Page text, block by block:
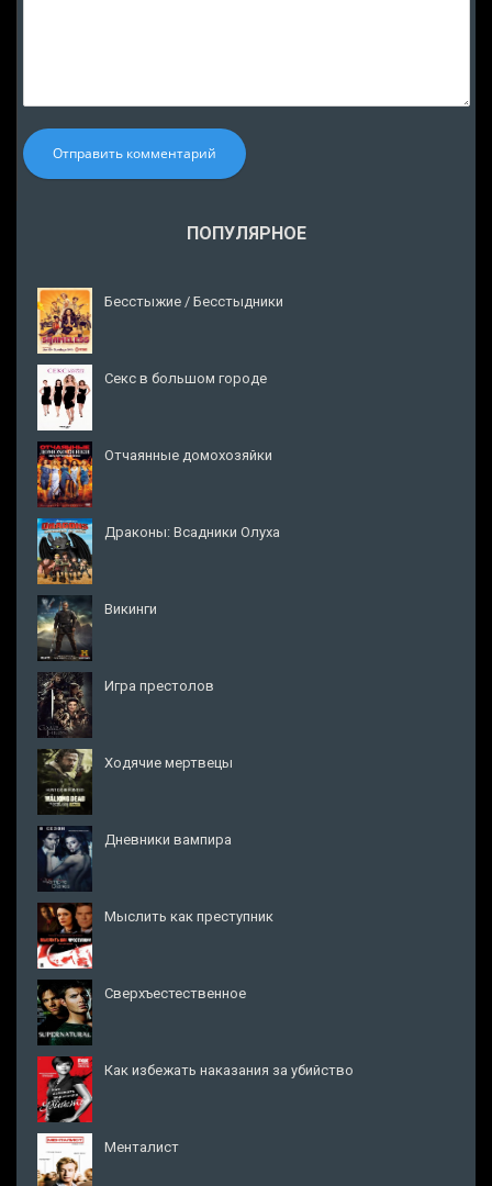
Отправить комментарий
ПОПУЛЯРНОЕ
Бесстыжие / Бесстыдники
Секс в большом городе
Отчаянные домохозяйки
Драконы: Всадники Олуха
Викинги
Игра престолов
Ходячие мертвецы
Дневники вампира
Мыслить как преступник
Сверхъестественное
Как избежать наказания за убийство
Менталист